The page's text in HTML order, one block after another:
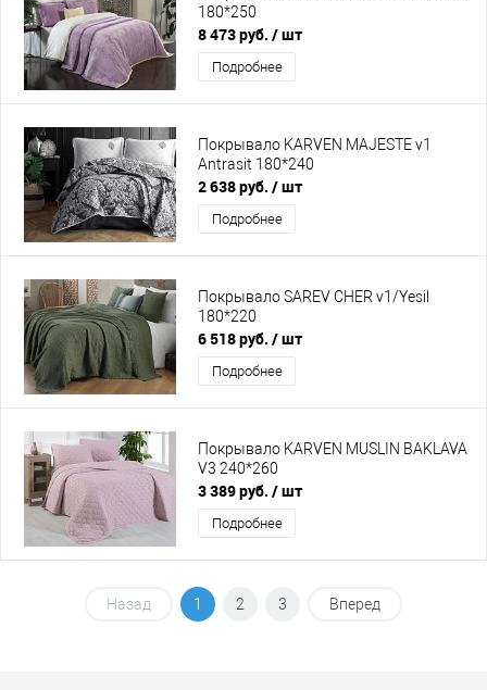
180*250
8 473 руб. / шт
Подробнее
Покрывало KARVEN MAJESTE v1
Antrasit 180*240
2 638 руб. / шт
Подробнее
Покрывало SAREV CHER v1/Yesil
180*220
6 518 руб. / шт
Подробнее
Покрывало KARVEN MUSLIN BAKLAVA
V3 240*260
3 389 руб. / шт
Подробнее
Назад 1 2 3 Вперед